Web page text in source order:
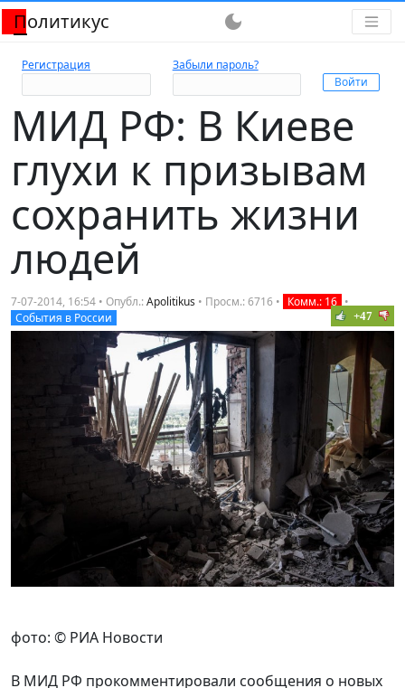
Политикус dark_mode
Регистрация Забыли пароль?
МИД РФ: В Киеве
глухи к призывам
сохранить жизни
людей
7-07-2014, 16:54 • Опубл.:Apolitikus • Просм.: 6716 • Комм.: 16 •
События в России
+47
фото: © РИА Новости
В МИД РФ прокомментировали сообщения о новых